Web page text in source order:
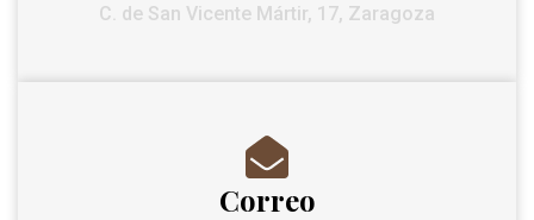
C. de San Vicente Mártir, 17, Zaragoza
Correo